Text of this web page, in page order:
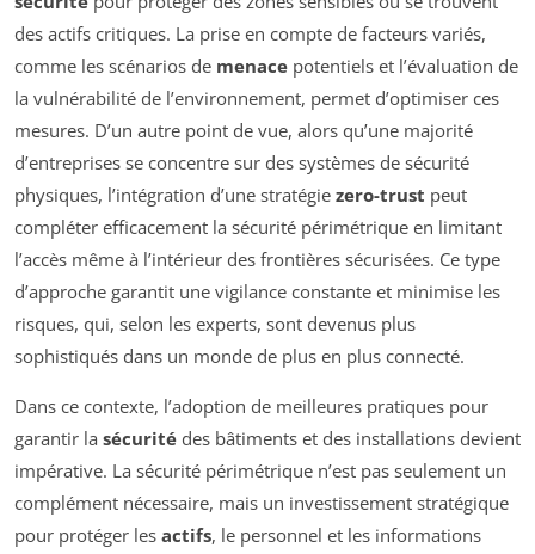
des actifs critiques. La prise en compte de facteurs variés,
comme les scénarios de menace potentiels et l’évaluation de
la vulnérabilité de l’environnement, permet d’optimiser ces
mesures. D’un autre point de vue, alors qu’une majorité
d’entreprises se concentre sur des systèmes de sécurité
physiques, l’intégration d’une stratégie zero-trust peut
compléter efficacement la sécurité périmétrique en limitant
l’accès même à l’intérieur des frontières sécurisées. Ce type
d’approche garantit une vigilance constante et minimise les
risques, qui, selon les experts, sont devenus plus
sophistiqués dans un monde de plus en plus connecté.
Dans ce contexte, l’adoption de meilleures pratiques pour
garantir la sécurité des bâtiments et des installations devient
impérative. La sécurité périmétrique n’est pas seulement un
complément nécessaire, mais un investissement stratégique
pour protéger les actifs, le personnel et les informations